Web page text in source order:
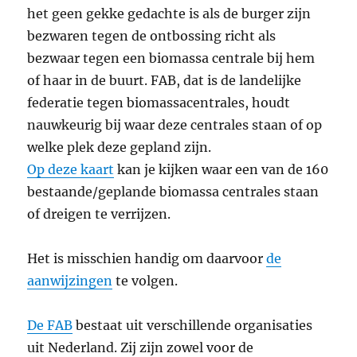
het geen gekke gedachte is als de burger zijn
bezwaren tegen de ontbossing richt als
bezwaar tegen een biomassa centrale bij hem
of haar in de buurt. FAB, dat is de landelijke
federatie tegen biomassacentrales, houdt
nauwkeurig bij waar deze centrales staan of op
welke plek deze gepland zijn.
Op deze kaart kan je kijken waar een van de 160
bestaande/geplande biomassa centrales staan
of dreigen te verrijzen.
Het is misschien handig om daarvoorde
aanwijzingen te volgen.
De FAB bestaat uit verschillende organisaties
uit Nederland. Zij zijn zowel voor de